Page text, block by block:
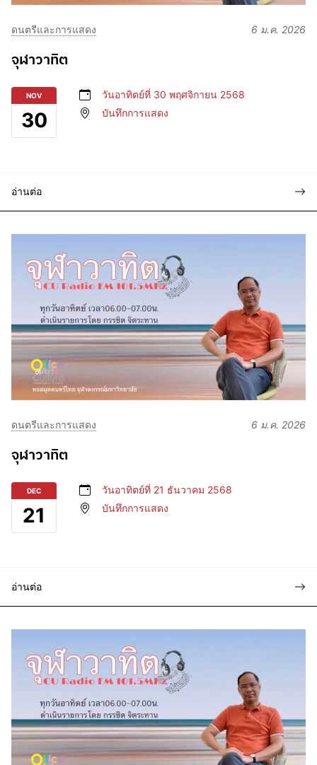
ดนตรีและการแสดง 6 ม.ค. 2026
จุฬาวาทิต
NOV
30
วันอาทิตย์ที่ 30 พฤศจิกายน 2568
บันทึกการแสดง
อ่านต่อ
ดนตรีและการแสดง 6 ม.ค. 2026
จุฬาวาทิต
DEC
21
วันอาทิตย์ที่ 21 ธันวาคม 2568
บันทึกการแสดง
อ่านต่อ